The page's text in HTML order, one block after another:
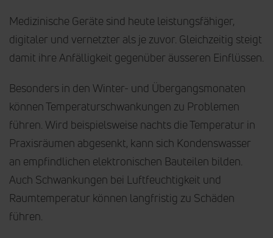
Medizinische Geräte sind heute leistungsfähiger,
digitaler und vernetzter als je zuvor. Gleichzeitig steigt
damit ihre Anfälligkeit gegenüber äusseren Einflüssen.
Besonders in den Winter- und Übergangsmonaten
können Temperaturschwankungen zu Problemen
führen. Wird beispielsweise nachts die Temperatur in
Praxisräumen abgesenkt, kann sich Kondenswasser
an empfindlichen elektronischen Bauteilen bilden.
Auch Schwankungen bei Luftfeuchtigkeit und
Raumtemperatur können langfristig zu Schäden
führen.